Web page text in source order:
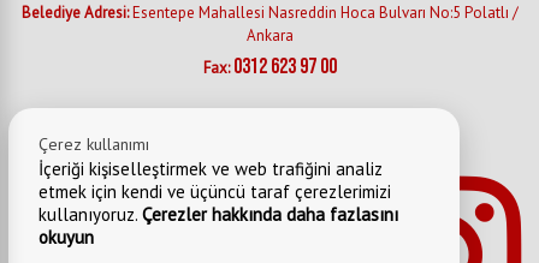
Belediye Adresi:Esentepe Mahallesi Nasreddin Hoca Bulvarı No:5 Polatlı /
Ankara
Fax:0312 623 97 00
Çerez kullanımı
İçeriği kişiselleştirmek ve web trafiğini analiz
etmek için kendi ve üçüncü taraf çerezlerimizi
kullanıyoruz. Çerezler hakkında daha fazlasını
okuyun